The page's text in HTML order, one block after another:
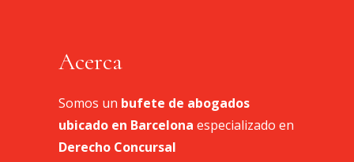
Acerca
Somos un bufete de abogados
ubicado en Barcelona especializado en
Derecho Concursal